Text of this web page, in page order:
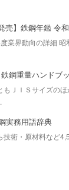
売】鉄鋼年鑑 令
業界動向の詳細
鋼重量ハンドブ
もＪＩＳサイズの
実務用語辞典
技術・原材料など